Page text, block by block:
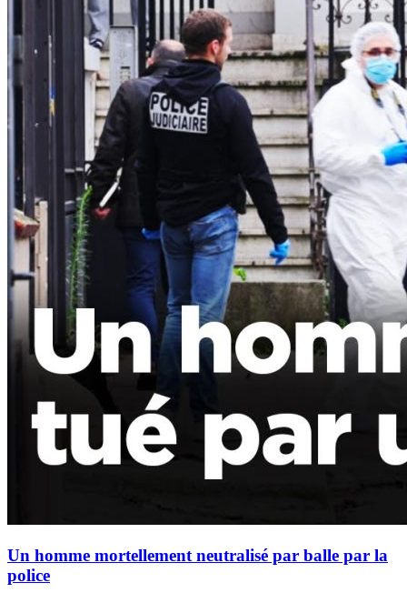
Un homme mortellement neutralisé par balle par la
police